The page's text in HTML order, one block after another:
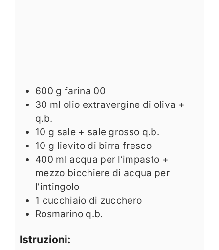
600 g farina 00
30 ml olio extravergine di oliva +
q.b.
10 g sale + sale grosso q.b.
10 g lievito di birra fresco
400 ml acqua per l’impasto +
mezzo bicchiere di acqua per
l’intingolo
1 cucchiaio di zucchero
Rosmarino q.b.
Istruzioni: